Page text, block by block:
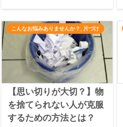
【思い切りが大切？】物
を捨てられない人が克服
するための方法とは？
こんなお悩みありませんか？ 片づけ